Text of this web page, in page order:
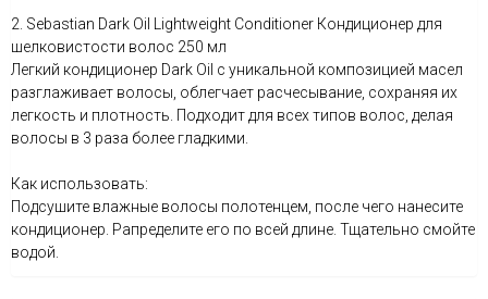
2. Sebastian Dark Oil Lightweight Conditioner Кондиционер для
шелковистости волос 250 мл
Легкий кондиционер Dark Oil с уникальной композицией масел
разглаживает волосы, облегчает расчесывание, сохраняя их
легкость и плотность. Подходит для всех типов волос, делая
волосы в 3 раза более гладкими.
Как использовать:
Подсушите влажные волосы полотенцем, после чего нанесите
кондиционер. Рапределите его по всей длине. Тщательно смойте
водой.